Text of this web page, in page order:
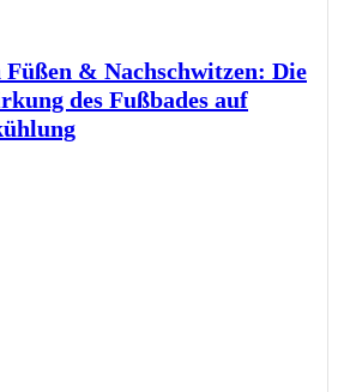
& Nachschwitzen: Die
des Fußbades auf